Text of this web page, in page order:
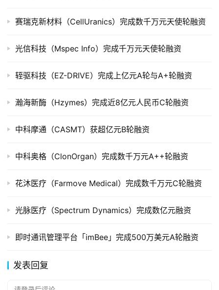
司
市
创
数
赛瑞克新材料（CellUranics）完成数千万元天使轮融资
光信科技（Mspec Info）完成千万元天使轮融资
轾驱科技（EZ-DRIVE）完成上亿元A轮与A+轮融资
瀚海新酶（Hzymes）完成近8亿元人民币C轮融资
中科摩通（CASMT）获超亿元B轮融资
中科奥格（ClonOrgan）完成数千万元A++轮融资
花沐医疗（Farmove Medical）完成数千万元C轮融资
光脉医疗（Spectrum Dynamics）完成数亿元融资
即时通讯管理平台「imBee」完成500万美元A轮融资
发表回复